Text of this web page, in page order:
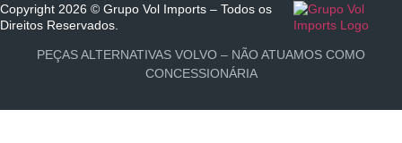
Copyright 2026 © Grupo Vol Imports – Todos os
Direitos Reservados.
PEÇAS ALTERNATIVAS VOLVO – NÃO ATUAMOS COMO
CONCESSIONÁRIA